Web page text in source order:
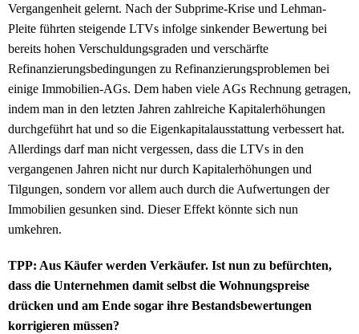
Vergangenheit gelernt. Nach der Subprime-Krise und Lehman-
Pleite führten steigende LTVs infolge sinkender Bewertung bei
bereits hohen Verschuldungsgraden und verschärfte
Refinanzierungsbedingungen zu Refinanzierungsproblemen bei
einige Immobilien-AGs. Dem haben viele AGs Rechnung getragen,
indem man in den letzten Jahren zahlreiche Kapitalerhöhungen
durchgeführt hat und so die Eigenkapitalausstattung verbessert hat.
Allerdings darf man nicht vergessen, dass die LTVs in den
vergangenen Jahren nicht nur durch Kapitalerhöhungen und
Tilgungen, sondern vor allem auch durch die Aufwertungen der
Immobilien gesunken sind. Dieser Effekt könnte sich nun
umkehren.
TPP: Aus Käufer werden Verkäufer. Ist nun zu befürchten,
dass die Unternehmen damit selbst die Wohnungspreise
drücken und am Ende sogar ihre Bestandsbewertungen
korrigieren müssen?